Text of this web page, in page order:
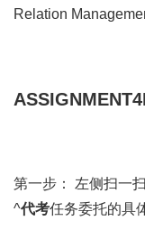
Relation
第一步： 左侧扫一
^代考任务委托的具